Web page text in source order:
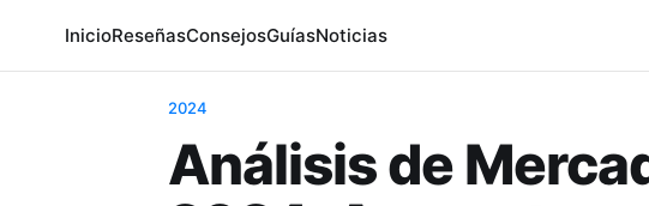
InicioReseñasConsejosGuíasNoticias
2024
Análisis de